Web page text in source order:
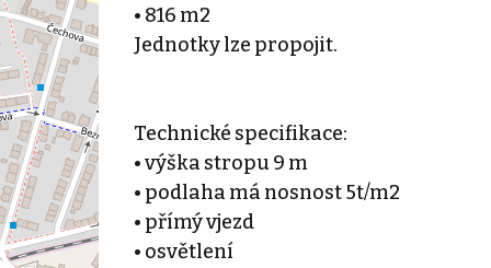
• 816 m2
Jednotky lze propojit.
Technické specifikace:
• výška stropu 9 m
• podlaha má nosnost 5t/m2
• přímý vjezd
• osvětlení